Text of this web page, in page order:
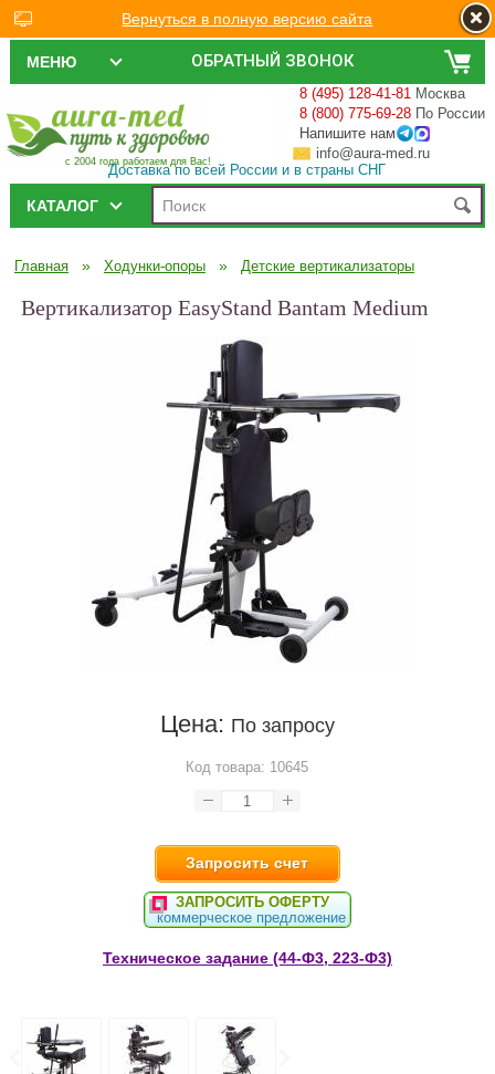
ОБРАТНЫЙ ЗВОНОК
МЕНЮ
с 2004 года работаем для Вас!
8 (495) 128-41-81 Москва
8 (800) 775-69-28 По России
Напишите нам
info@aura-med.ru
Доставка по всей России и в страны СНГ
КАТАЛОГ
Главная » Ходунки-опоры » Детские вертикализаторы
Вертикализатор EasyStand Bantam Medium
Цена: По запросу
Код товара: 10645
Запросить счет
ЗАПРОСИТЬ ОФЕРТУ
коммерческое предложение
Техническое задание (44-Ф3, 223-Ф3)
Вернуться в полную версию сайта